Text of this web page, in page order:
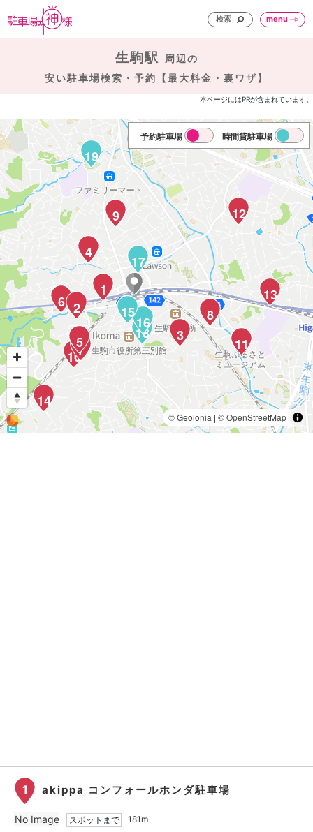
検索 menu
生駒駅
周辺の
安い駐車場検索・予約【最大料金・裏ワザ】
本ページにはPRが含まれています。
19
18
17
16
15
14
13
12
11
10
9
8
7
6
5
4
3
2
1
予約駐車場 時間貸駐車場
1 akippa コンフォールホンダ駐車場
スポットまで
181m
No Image